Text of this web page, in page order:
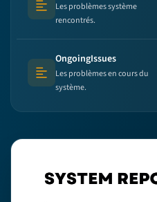
Text (multi-lines)
Les problèmes système
rencontrés.
Text (multi-lines)
OngoingIssues
Les problèmes en cours du
système.